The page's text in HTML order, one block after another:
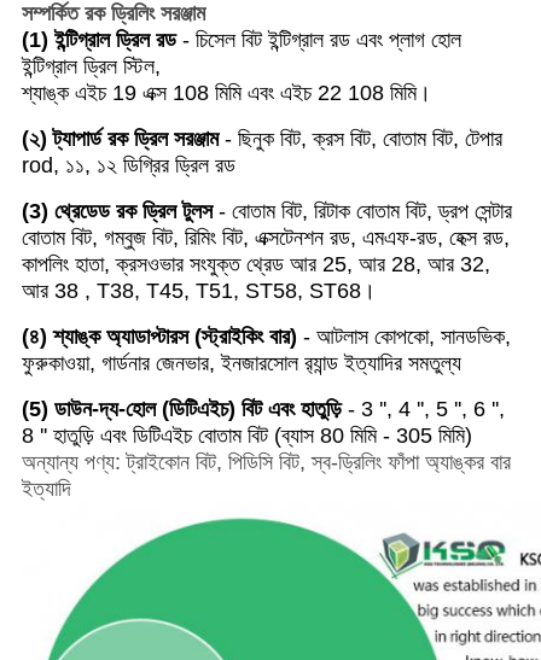
সম্পর্কিত রক ড্রিলিং সরঞ্জাম
(1) ইন্টিগ্রাল ড্রিল রড- চিসেল বিট ইন্টিগ্রাল রড এবং প্লাগ হোল
ইন্টিগ্রাল ড্রিল স্টিল,
শ্যাঙ্ক এইচ 19 এক্স 108 মিমি এবং এইচ 22 108 মিমি।
(২) ট্যাপার্ড রক ড্রিল সরঞ্জাম- ছিনুক বিট, ক্রস বিট, বোতাম বিট, টেপার
rod, ১১, ১২ ডিগ্রির ড্রিল রড
(3) থ্রেডেড রক ড্রিল টুলস- বোতাম বিট, রিটাক বোতাম বিট, ড্রপ সেন্টার
বোতাম বিট, গম্বুজ বিট, রিমিং বিট, এক্সটেনশন রড, এমএফ-রড, হেক্স রড,
কাপলিং হাতা, ক্রসওভার সংযুক্ত থ্রেড আর 25, আর 28, আর 32,
আর 38 , T38, T45, T51, ST58, ST68।
(৪) শ্যাঙ্ক অ্যাডাপ্টারস (স্ট্রাইকিং বার) - আটলাস কোপকো, সানডভিক,
ফুরুকাওয়া, গার্ডনার জেনভার, ইনজারসোল র‌্যান্ড ইত্যাদির সমতুল্য
(5) ডাউন-দ্য-হোল (ডিটিএইচ) বিট এবং হাতুড়ি- 3 '', 4 '', 5 '', 6 '',
8 '' হাতুড়ি এবং ডিটিএইচ বোতাম বিট (ব্যাস 80 মিমি - 305 মিমি)
অন্যান্য পণ্য: ট্রাইকোন বিট, পিডিসি বিট, স্ব-ড্রিলিং ফাঁপা অ্যাঙ্কর বার
ইত্যাদি